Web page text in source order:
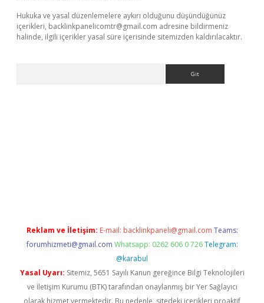
Hukuka ve yasal düzenlemelere aykırı olduğunu düşündüğünüz
içerikleri, backlinkpanelicomtr@gmail.com adresine bildirmeniz
halinde, ilgili içerikler yasal süre içerisinde sitemizden kaldırılacaktır.
Reklam ve İletişim: E-mail: backlinkpaneli@gmail.com Teams:
forumhizmeti@gmail.com Whatsapp: 0262 606 0 726 Telegram:
@karabul
Yasal Uyarı: Sitemiz, 5651 Sayılı Kanun gereğince Bilgi Teknolojileri
ve İletişim Kurumu (BTK) tarafından onaylanmış bir Yer Sağlayıcı
olarak hizmet vermektedir. Bu nedenle, sitedeki içerikleri proaktif